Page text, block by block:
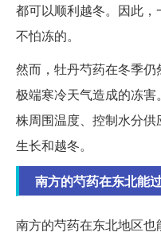
都可以顺利越冬。因此
不怕冻的。
然而，牡丹芍药在冬季
极端寒冷天气造成的冻
株周围温度、控制水分
生长和越冬。
南方的芍药在东北能
南方的芍药在东北地区